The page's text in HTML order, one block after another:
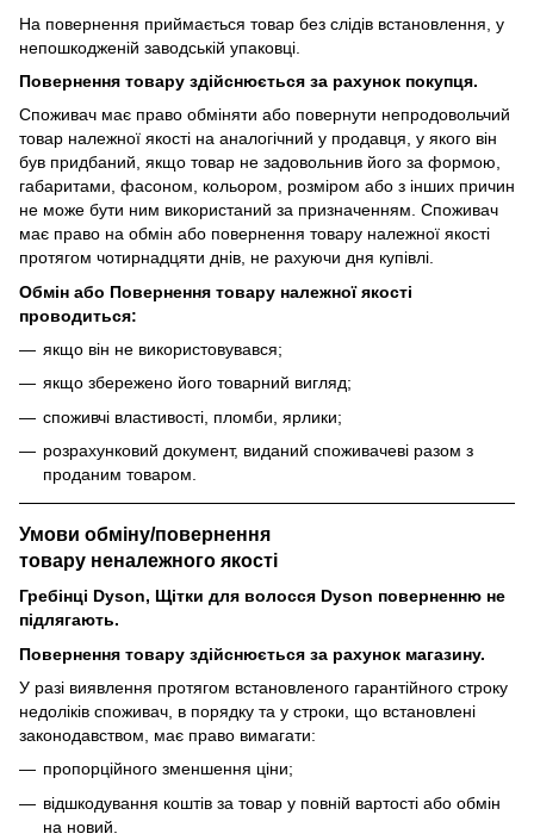
На повернення приймається товар без слідів встановлення, у
непошкодженій заводській упаковці.
Повернення товару здійснюється за рахунок покупця.
Споживач має право обміняти або повернути непродовольчий
товар належної якості на аналогічний у продавця, у якого він
був придбаний, якщо товар не задовольнив його за формою,
габаритами, фасоном, кольором, розміром або з інших причин
не може бути ним використаний за призначенням. Споживач
має право на обмін або повернення товару належної якості
протягом чотирнадцяти днів, не рахуючи дня купівлі.
Обмін або Повернення товару належної якості
проводиться:
якщо він не використовувався;
якщо збережено його товарний вигляд;
споживчі властивості, пломби, ярлики;
розрахунковий документ, виданий споживачеві разом з
проданим товаром.
Умови обміну/повернення
товару неналежного якості
Гребінці Dyson, Щітки для волосся Dyson поверненню не
підлягають.
Повернення товару здійснюється за рахунок магазину.
У разі виявлення протягом встановленого гарантійного строку
недоліків споживач, в порядку та у строки, що встановлені
законодавством, має право вимагати:
пропорційного зменшення ціни;
відшкодування коштів за товар у повній вартості або обмін
на новий.